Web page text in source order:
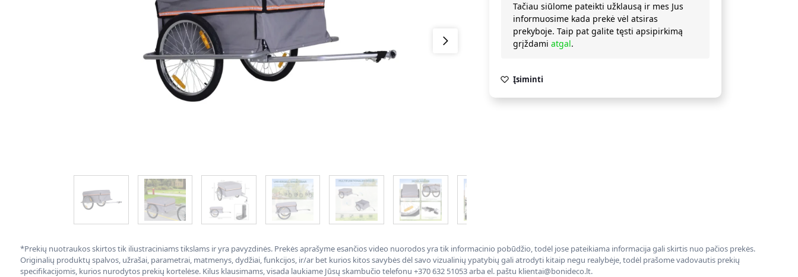
Tačiau siūlome pateikti užklausą ir mes Jus
informuosime kada prekė vėl atsiras
prekyboje. Taip pat galite tęsti apsipirkimą
grįždamiatgal.
Įsiminti
*Prekių nuotraukos skirtos tik iliustraciniams tikslams ir yra pavyzdinės. Prekės aprašyme esančios video nuorodos yra tik informacinio pobūdžio, todėl jose pateikiama informacija gali skirtis nuo pačios prekės.
Originalių produktų spalvos, užrašai, parametrai, matmenys, dydžiai, funkcijos, ir/ar bet kurios kitos savybės dėl savo vizualinių ypatybių gali atrodyti kitaip negu realybėje, todėl prašome vadovautis prekių
specifikacijomis, kurios nurodytos prekių kortelėse. Kilus klausimams, visada laukiame Jūsų skambučio telefonu +370 632 51053 arba el. paštu klientai@bonideco.lt.